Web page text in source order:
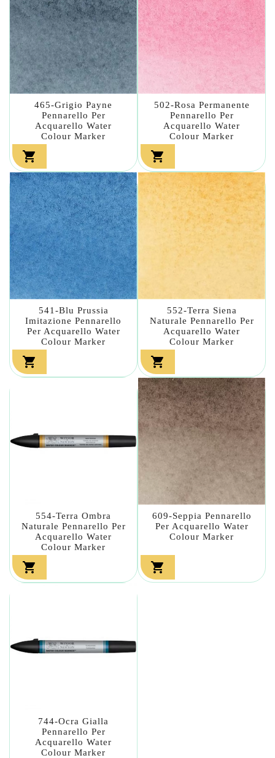
465-Grigio Payne
Pennarello Per
Acquarello Water
Colour Marker

502-Rosa Permanente
Pennarello Per
Acquarello Water
Colour Marker

541-Blu Prussia
Imitazione Pennarello
Per Acquarello Water
Colour Marker

552-Terra Siena
Naturale Pennarello Per
Acquarello Water
Colour Marker

554-Terra Ombra
Naturale Pennarello Per
Acquarello Water
Colour Marker

609-Seppia Pennarello
Per Acquarello Water
Colour Marker

744-Ocra Gialla
Pennarello Per
Acquarello Water
Colour Marker